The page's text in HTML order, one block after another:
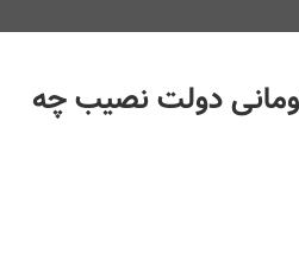
تومانی دولت نصیب چه